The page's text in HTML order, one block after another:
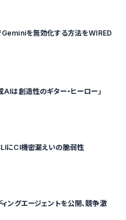
を無効化する方法をWIRED
AIは創造性のギター・ヒーロー」
CI機密漏えいの脆弱性
ングエージェントを公開、競争激